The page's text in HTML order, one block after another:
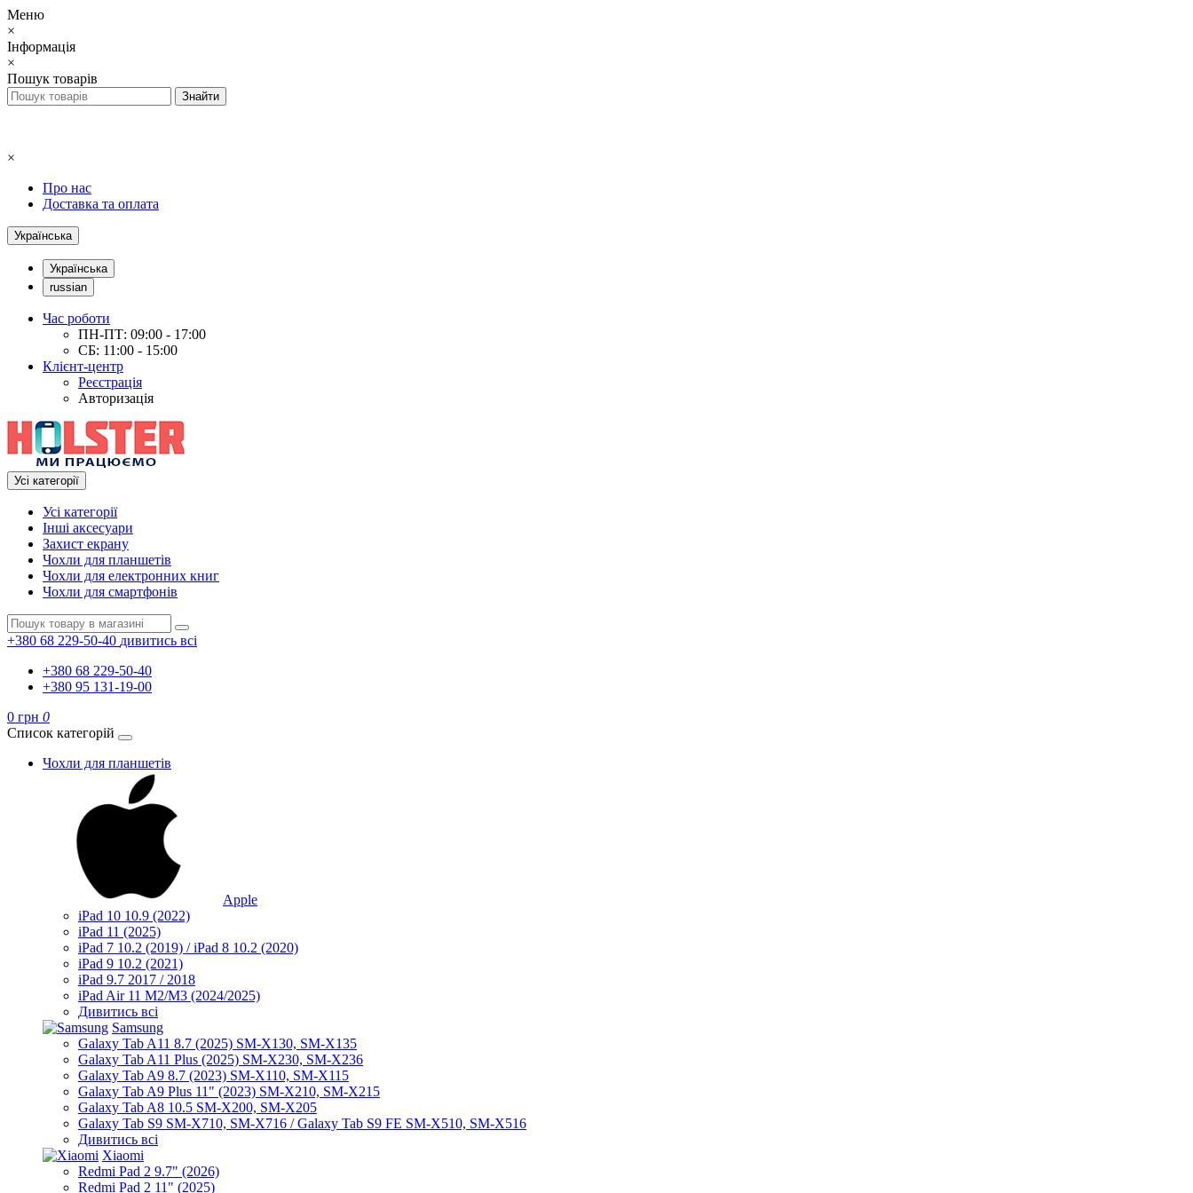
Меню
×
Інформація
×
Пошук товарів
×
Про нас
Доставка та оплата
Українська
Українська
russian
Час роботи
ПН-ПТ: 09:00 - 17:00
СБ: 11:00 - 15:00
Клієнт-центр
Реєстрація
Авторизація
Усі категорії
Усі категорії
Інші аксесуари
Захист екрану
Чохли для планшетів
Чохли для електронних книг
Чохли для смартфонів
+380 68 229-50-40 дивитись всі
+380 68 229-50-40
+380 95 131-19-00
0 грн 0
Список категорій
Чохли для планшетів
Apple
iPad 10 10.9 (2022)
iPad 11 (2025)
iPad 7 10.2 (2019) / iPad 8 10.2 (2020)
iPad 9 10.2 (2021)
iPad 9.7 2017 / 2018
iPad Air 11 M2/M3 (2024/2025)
Дивитись всі
Samsung
Galaxy Tab A11 8.7 (2025) SM-X130, SM-X135
Galaxy Tab A11 Plus (2025) SM-X230, SM-X236
Galaxy Tab A9 8.7 (2023) SM-X110, SM-X115
Galaxy Tab A9 Plus 11" (2023) SM-X210, SM-X215
Galaxy Tab A8 10.5 SM-X200, SM-X205
Galaxy Tab S9 SM-X710, SM-X716 / Galaxy Tab S9 FE SM-X510, SM-X516
Дивитись всі
Xiaomi
Redmi Pad 2 9.7" (2026)
Redmi Pad 2 11" (2025)